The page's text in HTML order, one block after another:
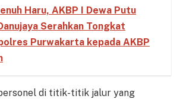
Haru, AKBP I Dewa Putu
Serahkan Tongkat
Purwakarta kepada AKBP
di titik-titik jalur yang